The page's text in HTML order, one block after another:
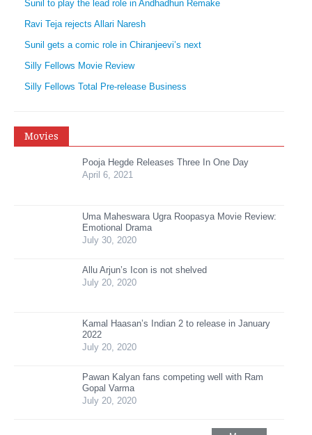
Sunil to play the lead role in Andhadhun Remake
Ravi Teja rejects Allari Naresh
Sunil gets a comic role in Chiranjeevi’s next
Silly Fellows Movie Review
Silly Fellows Total Pre-release Business
Movies
Pooja Hegde Releases Three In One Day
April 6, 2021
Uma Maheswara Ugra Roopasya Movie Review:
Emotional Drama
July 30, 2020
Allu Arjun’s Icon is not shelved
July 20, 2020
Kamal Haasan’s Indian 2 to release in January
2022
July 20, 2020
Pawan Kalyan fans competing well with Ram
Gopal Varma
July 20, 2020